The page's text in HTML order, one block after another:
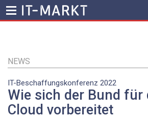
Inhalt
NEWS
IT-Beschaffungskonferenz 2022
Wie sich der Bund für
Cloud vorbereitet